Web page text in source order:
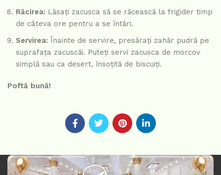
Răcirea: Lăsați zacusca să se răcească la frigider timp
de câteva ore pentru a se întări.
Servirea: Înainte de servire, presărați zahăr pudră pe
suprafața zacuscăi. Puteți servi zacusca de morcov
simplă sau ca desert, însoțită de biscuiți.
Poftă bună!